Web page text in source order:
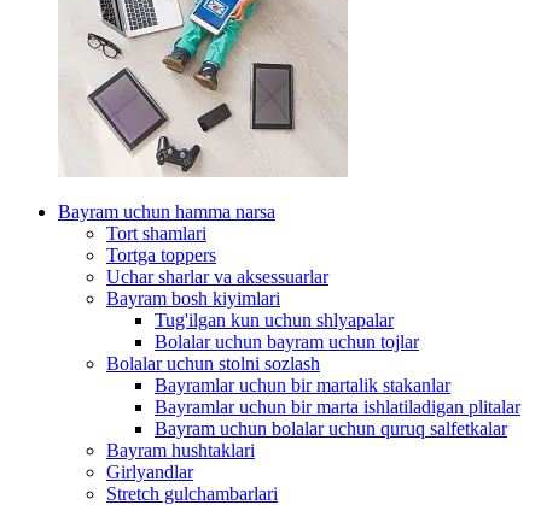
Bayram uchun hamma narsa
Tort shamlari
Tortga toppers
Uchar sharlar va aksessuarlar
Bayram bosh kiyimlari
Tug'ilgan kun uchun shlyapalar
Bolalar uchun bayram uchun tojlar
Bolalar uchun stolni sozlash
Bayramlar uchun bir martalik stakanlar
Bayramlar uchun bir marta ishlatiladigan plitalar
Bayram uchun bolalar uchun quruq salfetkalar
Bayram hushtaklari
Girlyandlar
Stretch gulchambarlari